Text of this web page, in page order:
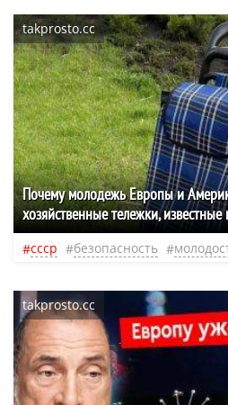
takprosto.cc
Почему молодежь Европы и
хозяйственные тележки, известные
ссср безопасность
takprosto.cc